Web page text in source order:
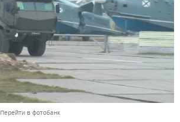
Перейти в фотобанк